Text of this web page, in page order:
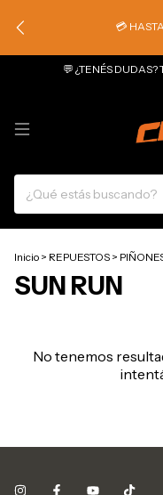
💳
💬 ¿TENÉS
Inicio > REPUESTOS >
SUN RUN
No tenemos